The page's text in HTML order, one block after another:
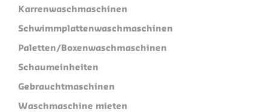
Karrenwaschmaschinen
Schwimmplattenwaschmaschinen
Paletten/Boxenwaschmaschinen
Schaumeinheiten
Gebrauchtmaschinen
Waschmaschine mieten